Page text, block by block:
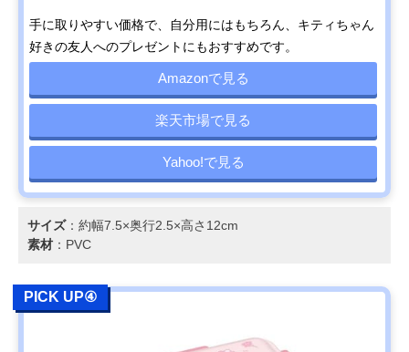
手に取りやすい価格で、自分用にはもちろん、キティちゃん
好きの友人へのプレゼントにもおすすめです。
Amazonで見る
楽天市場で見る
Yahoo!で見る
サイズ：約幅7.5×奥行2.5×高さ12cm
素材 ：PVC
PICK UP④